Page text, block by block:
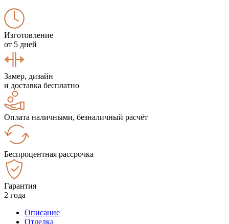
Изготовление
от 5 дней
Замер, дизайн
и доставка бесплатно
Оплата наличными, безналичный расчёт
Беспроцентная рассрочка
Гарантия
2 года
Описание
Отделка